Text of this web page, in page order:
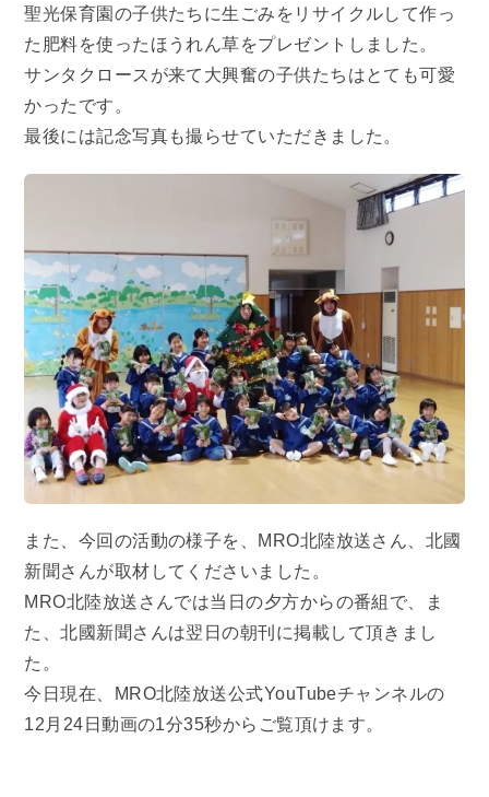
聖光保育園の子供たちに生ごみをリサイクルして作っ
た肥料を使ったほうれん草をプレゼントしました。
サンタクロースが来て大興奮の子供たちはとても可愛
かったです。
最後には記念写真も撮らせていただきました。
また、今回の活動の様子を、MRO北陸放送さん、北國
新聞さんが取材してくださいました。
MRO北陸放送さんでは当日の夕方からの番組で、ま
た、北國新聞さんは翌日の朝刊に掲載して頂きまし
た。
今日現在、MRO北陸放送公式YouTubeチャンネルの
12月24日動画の1分35秒からご覧頂けます。